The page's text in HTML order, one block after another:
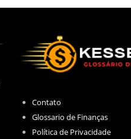
Contato
Glossario de Finanças
Política de Privacidade